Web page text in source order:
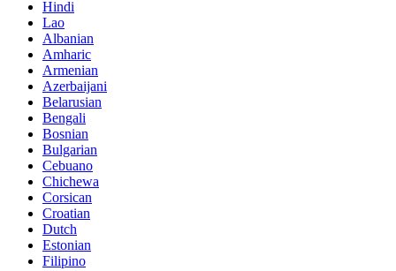
Hindi
Lao
Albanian
Amharic
Armenian
Azerbaijani
Belarusian
Bengali
Bosnian
Bulgarian
Cebuano
Chichewa
Corsican
Croatian
Dutch
Estonian
Filipino